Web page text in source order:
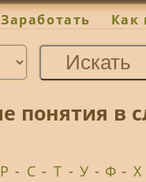
Заработать Как
понятия в
Р - С - Т - У - Ф - Х